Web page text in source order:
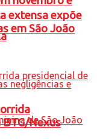
extensa expõe
em São João
Nexus